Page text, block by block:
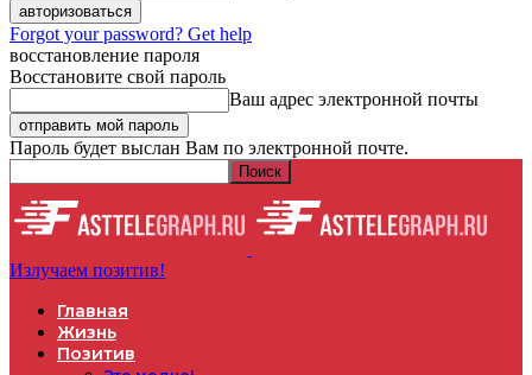
Forgot your password? Get help
восстановление пароля
Восстановите свой пароль
Ваш адрес электронной почты
Пароль будет выслан Вам по электронной почте.
Излучаем позитив!
Главная
Жизнь
Позитив